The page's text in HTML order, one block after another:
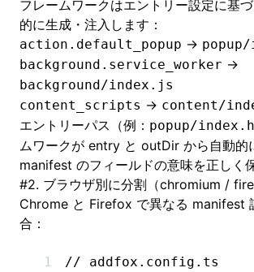
フレームワークはエントリー設定に基
的に生成・注入します：
action.default_popup →
background.service_worker →
background/index.js
content_scripts → content/
エントリーパス（例： popup/
ムワークが entry と outDir から自動的
manifest のフィールドの意味を正しく
#2. ブラウザ別に分割（chromium /
Chrome と Firefox で異なる manifest
合：
// addfox.config.ts